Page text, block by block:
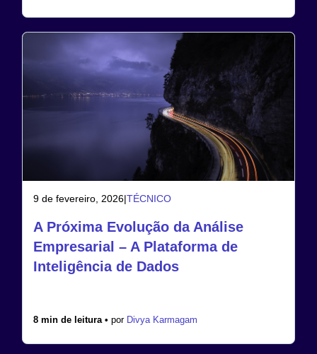
9 de fevereiro, 2026|TÉCNICO
A Próxima Evolução da Análise
Empresarial – A Plataforma de
Inteligência de Dados
8 min de leitura • por Divya Karmagam